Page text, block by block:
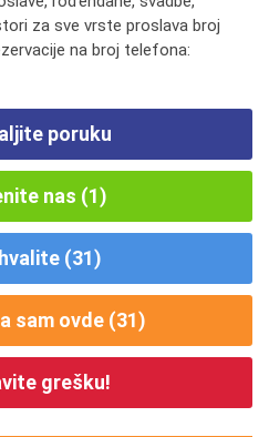
za sve vrste proslava broj
na broj telefona:
poruku
nas (1)
(31)
sam ovde (31)
grešku!